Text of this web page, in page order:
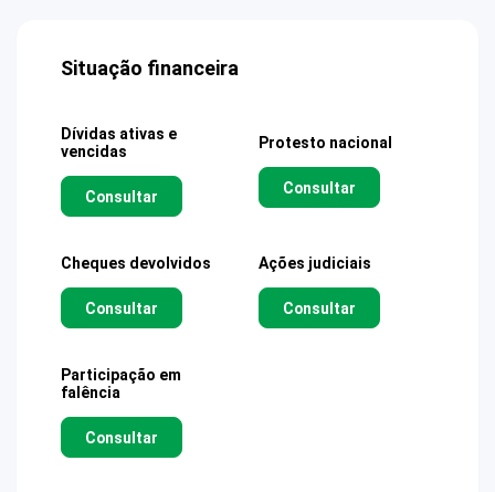
Situação financeira
Dívidas ativas e
vencidas
Consultar
Protesto nacional
Consultar
Cheques devolvidos
Consultar
Ações judiciais
Consultar
Participação em
falência
Consultar